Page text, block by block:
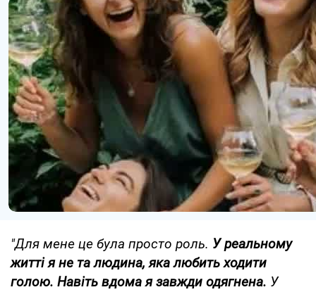
"Для мене це була просто роль. У реальному
житті я не та людина, яка любить ходити
голою. Навіть вдома я завжди одягнена. У